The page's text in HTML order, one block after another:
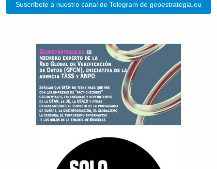
Suscríbete a nuestro canal de Telegram de geoestrategia.eu